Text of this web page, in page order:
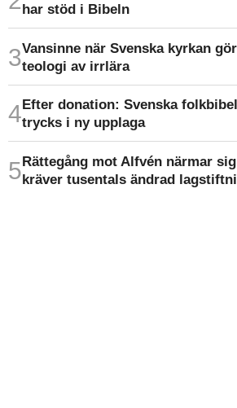
har stöd i Bibeln
Vansinne när Svenska kyrkan gör
teologi av irrlära
Efter donation: Svenska
trycks i ny upplaga
Rättegång mot Alfvén närmar
kräver tusentals ändrad